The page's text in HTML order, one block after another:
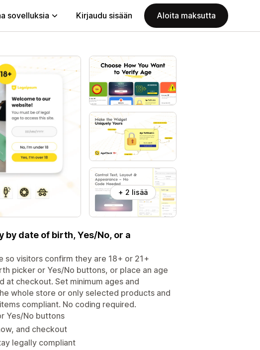
sovelluksia Kirjaudu sisään Aloita maksutta
+ 2 lisää
by date of birth, Yes/No, or a
visitors confirm they are 18+ or 21+
picker or Yes/No buttons, or place an age
checkout. Set minimum ages and
whole store or only selected products and
compliant. No coding required.
Yes/No buttons
and checkout
legally compliant